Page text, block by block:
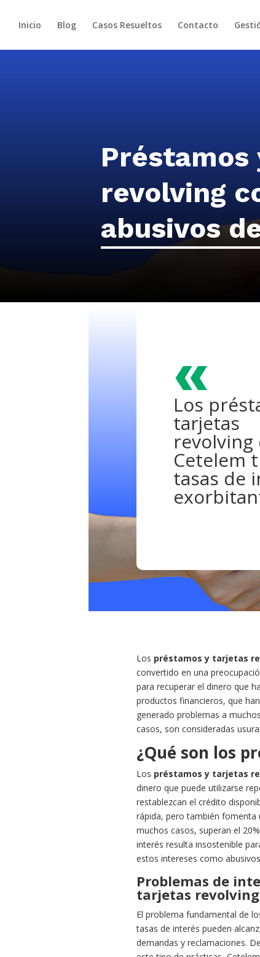
Inicio Blog Casos Resueltos Contacto
revolving
abusivos
«
Los
tarjetas
revolving
Cetelem
tasas de
Los préstamos y tarjetas
convertido en una
para recuperar el dinero que
productos financieros, que
generado problemas a
casos, son consideradas
¿Qué son los
Los préstamos y tarjetas
dinero que puede utilizarse
restablezcan el crédito
rápida, pero también fomenta
muchos casos, superan el
interés resulta insostenible
estos intereses como
Problemas de
tarjetas
El problema fundamental de
tasas de interés pueden
demandas y reclamaciones.